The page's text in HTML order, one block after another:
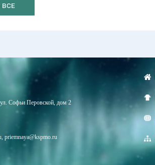
Софьи Перовской, дом 2
priemnaya@kspmo.ru